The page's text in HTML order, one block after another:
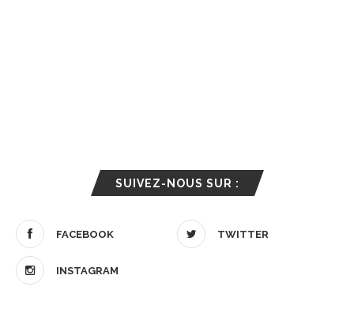
SUIVEZ-NOUS SUR :
FACEBOOK TWITTER
INSTAGRAM